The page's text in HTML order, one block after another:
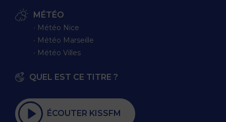
MÉTÉO
∙ Météo Nice
∙ Météo Marseille
∙ Météo Villes
QUEL EST CE TITRE ?
ÉCOUTER KISSFM